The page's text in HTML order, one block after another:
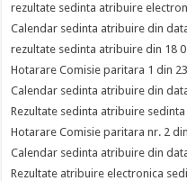
rezultate sedinta atribuire
Calendar sedinta atribuire din
rezultate sedinta atribuire din 18
Hotarare Comisie paritara 1 din
Calendar sedinta atribuire din
Rezultate sedinta atribuire
Hotarare Comisie paritara nr. 2
Calendar sedinta atribuire din
Rezultate atribuire electronica